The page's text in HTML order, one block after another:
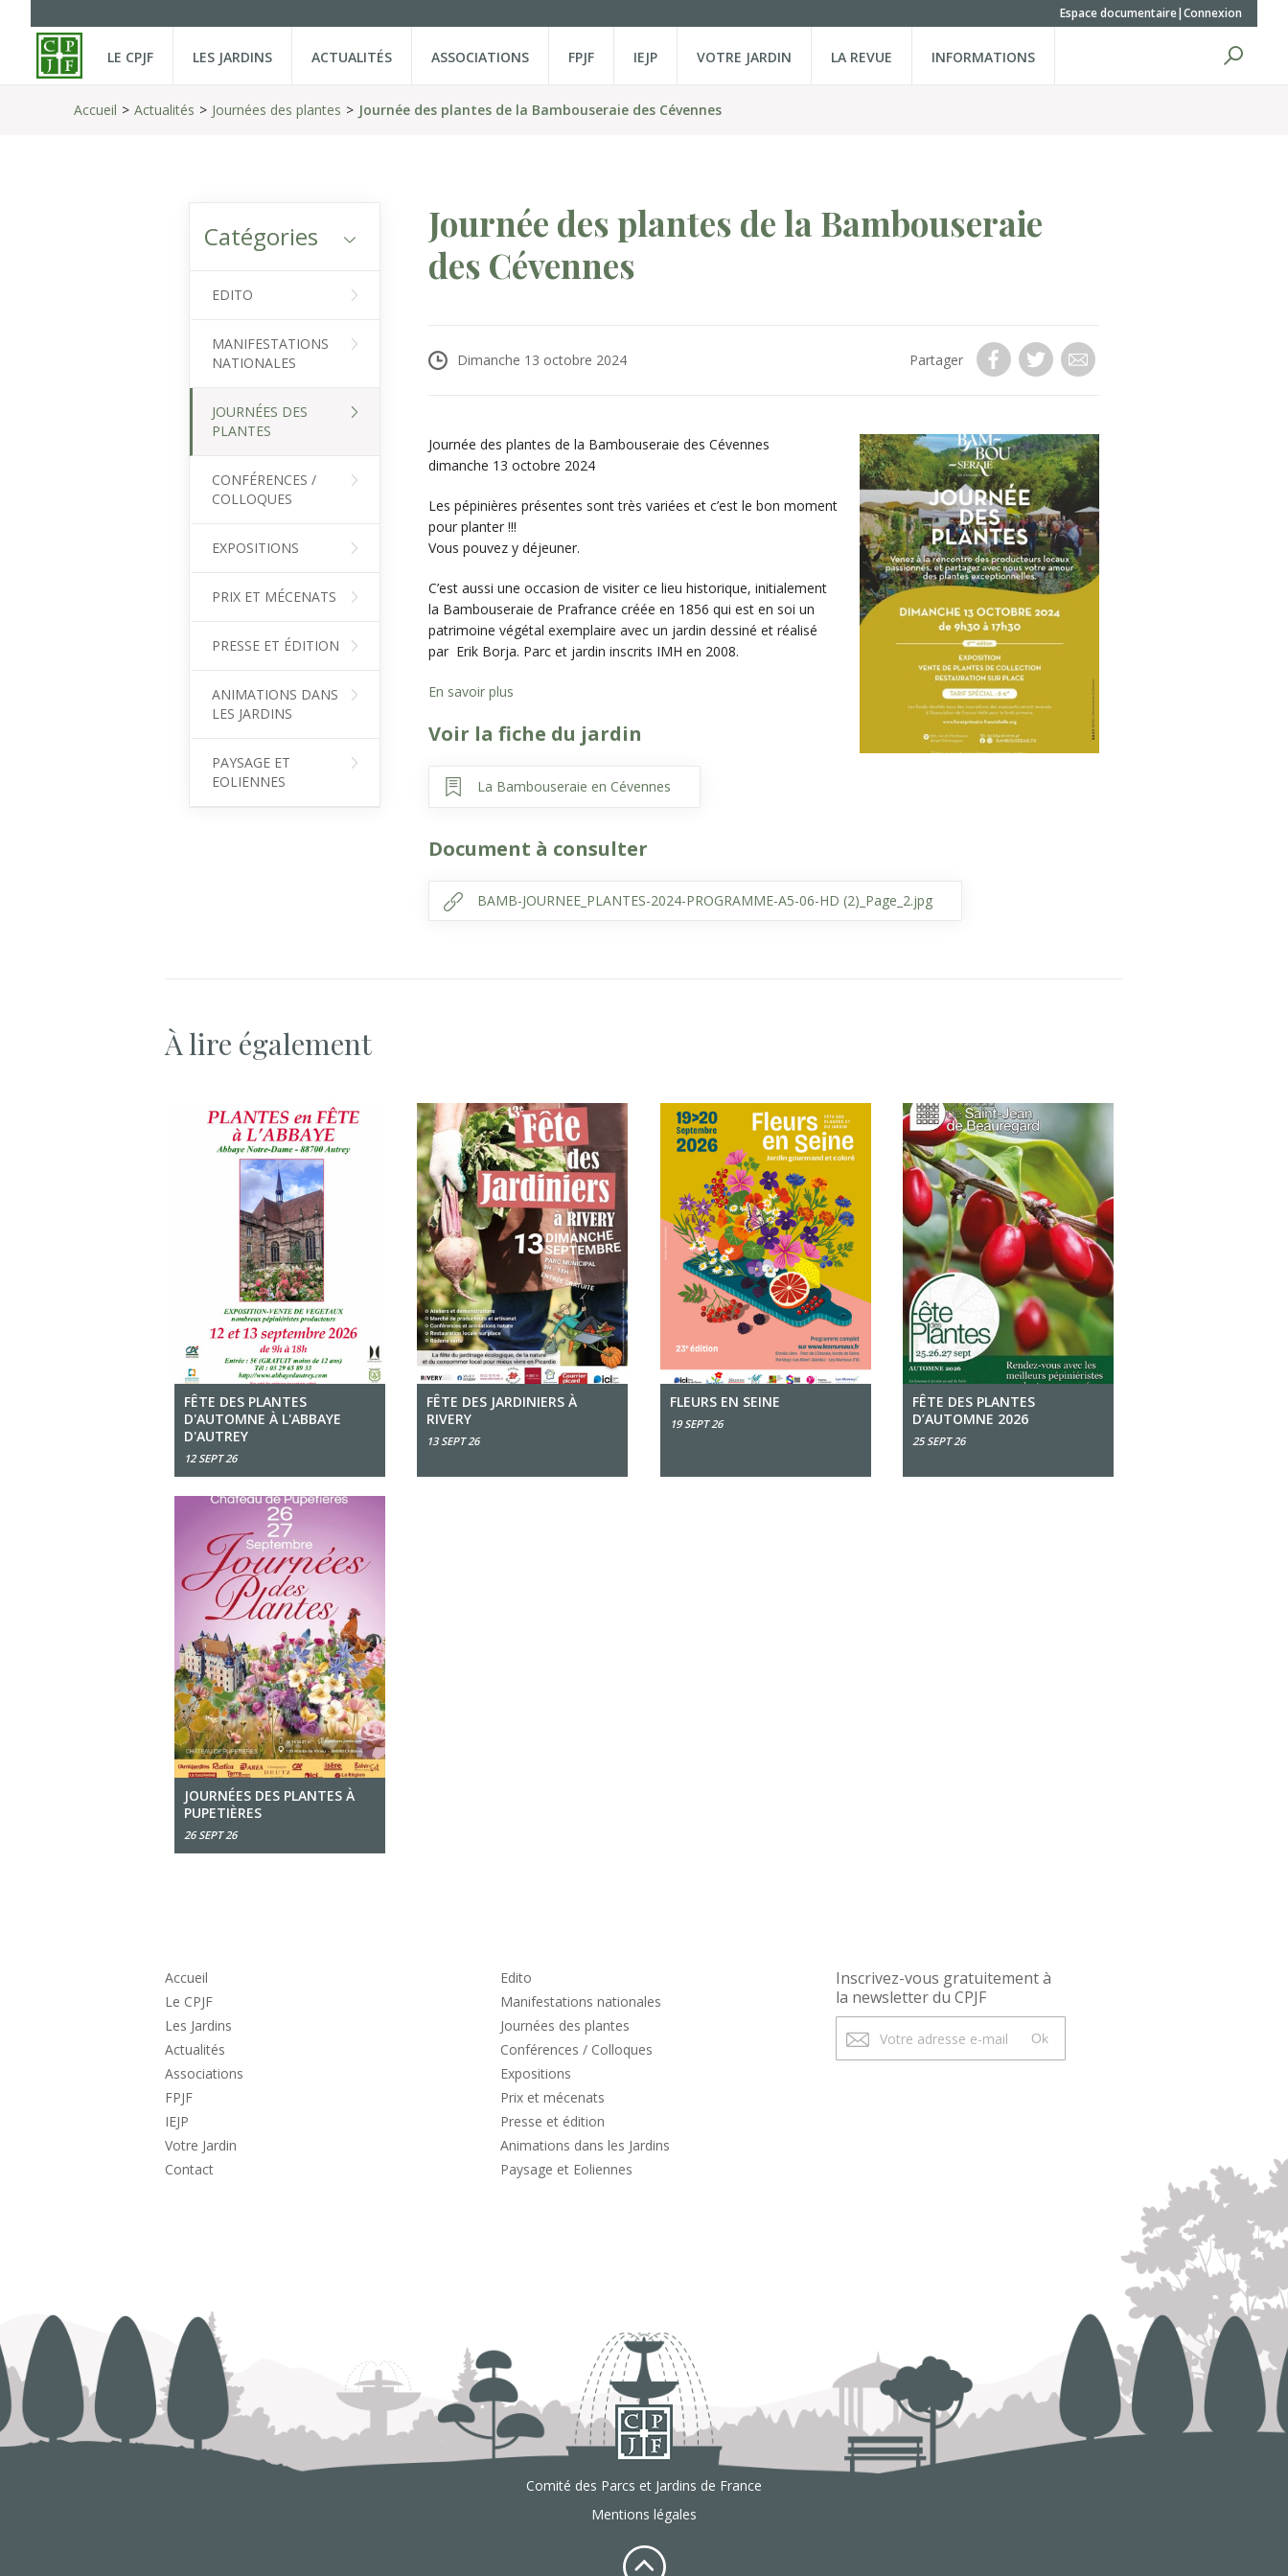
Espace documentaire Connexion
LE CPJF LES JARDINS ACTUALITÉS ASSOCIATIONS FPJF IEJP VOTRE JARDIN LA REVUE INFORMATIONS
Accueil Actualités Journées des plantes Journée des plantes de la Bambouseraie des Cévennes
Catégories
EDITO
MANIFESTATIONS
NATIONALES
JOURNÉES DES
PLANTES
CONFÉRENCES /
COLLOQUES
EXPOSITIONS
PRIX ET MÉCENATS
PRESSE ET ÉDITION
ANIMATIONS DANS
LES JARDINS
PAYSAGE ET
EOLIENNES
Journée des plantes de la Bambouseraie
des Cévennes
Dimanche 13 octobre 2024 Partager
Journée des plantes de la Bambouseraie des Cévennes
dimanche 13 octobre 2024
Les pépinières présentes sont très variées et c’est le bon moment
pour planter !!!
Vous pouvez y déjeuner.
C’est aussi une occasion de visiter ce lieu historique, initialement
la Bambouseraie de Prafrance créée en 1856 qui est en soi un
patrimoine végétal exemplaire avec un jardin dessiné et réalisé
par Erik Borja. Parc et jardin inscrits IMH en 2008.
En savoir plus
Voir la fiche du jardin
La Bambouseraie en Cévennes
Document à consulter
BAMB-JOURNEE_PLANTES-2024-PROGRAMME-A5-06-HD (2)_Page_2.jpg
À lire également
FÊTE DES PLANTES
D'AUTOMNE À L'ABBAYE
D'AUTREY
12 SEPT 26
FÊTE DES JARDINIERS À
RIVERY
13 SEPT 26
FLEURS EN SEINE
19 SEPT 26
FÊTE DES PLANTES
D’AUTOMNE 2026
25 SEPT 26
JOURNÉES DES PLANTES À
PUPETIÈRES
26 SEPT 26
Accueil
Le CPJF
Les Jardins
Actualités
Associations
FPJF
IEJP
Votre Jardin
Contact
Edito
Manifestations nationales
Journées des plantes
Conférences / Colloques
Expositions
Prix et mécenats
Presse et édition
Animations dans les Jardins
Paysage et Eoliennes
Inscrivez-vous gratuitement à
la newsletter du CPJF
Ok
Comité des Parcs et Jardins de France
Mentions légales